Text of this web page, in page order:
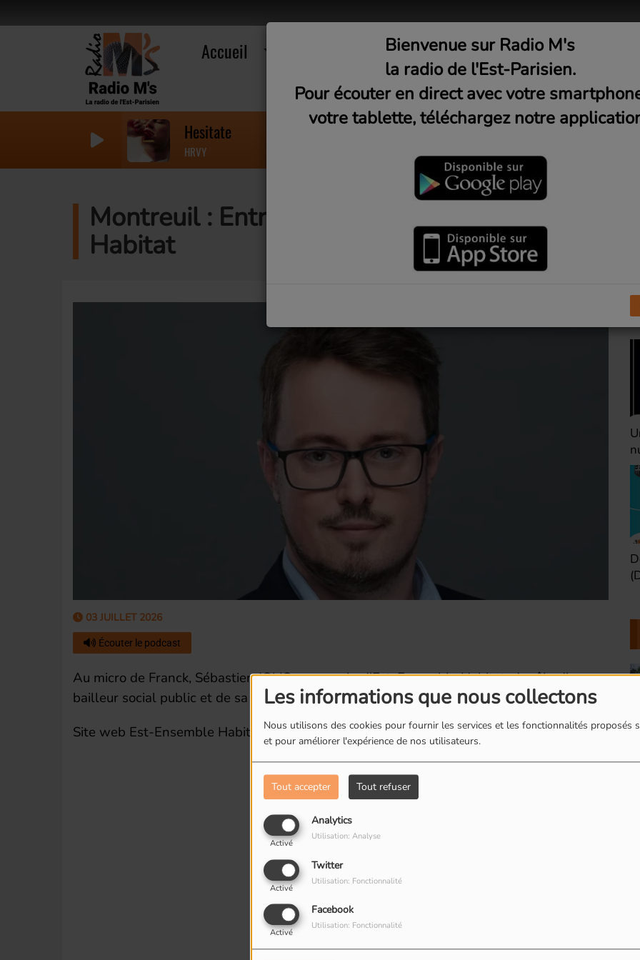
Les informations que nous collectons
Nous utilisons des cookies pour fournir les services et les fonctionnalités proposés
et pour améliorer l'expérience de nos utilisateurs.
Tout accepter Tout refuser
Analytics
Activé
Utilisation: Analyse
Twitter
Activé
Utilisation: Fonctionnalité
Facebook
Activé
Utilisation: Fonctionnalité
Accueil Musique Médias
Hesitate
HRVY
Montreuil : Entretien avec Sébastien Jolis, DG
Habitat
03 JUILLET 2026
Écouter le podcast
Au micro de Franck, Sébastien JOLIS nous parle d'Est-Ensemble Habitat, du rôle d'un
bailleur social public et de sa motivation à en être Directeur Général.
Site web Est-Ensemble Habitat :https://estensemble-habitat.fr/
Romainville : Les
Bienvenue sur Radio M's
la radio de l'Est-Parisien.
Pour écouter en direct avec votre
votre tablette, téléchargez notre